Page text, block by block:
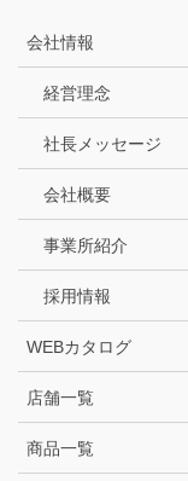
会社情報
経営理念
社長メッセージ
会社概要
事業所紹介
採用情報
WEBカタログ
店舗一覧
商品一覧